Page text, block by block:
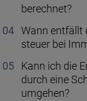
berechnet?
Wann entfällt
steuer bei
Kann ich die
durch eine
umgehen?